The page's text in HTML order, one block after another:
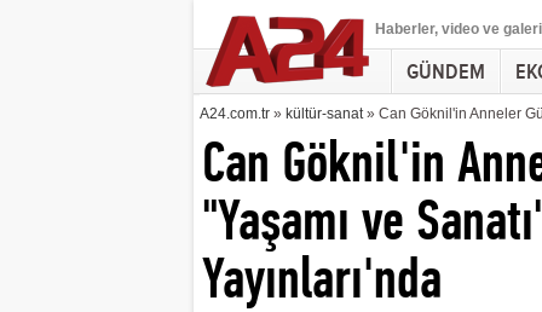
Haberler, video ve
GÜNDEM
A24.com.tr» kültür-sanat» Can Göknil'in Anneler
Can Göknil'in
"Yaşamı ve
Yayınları'nda